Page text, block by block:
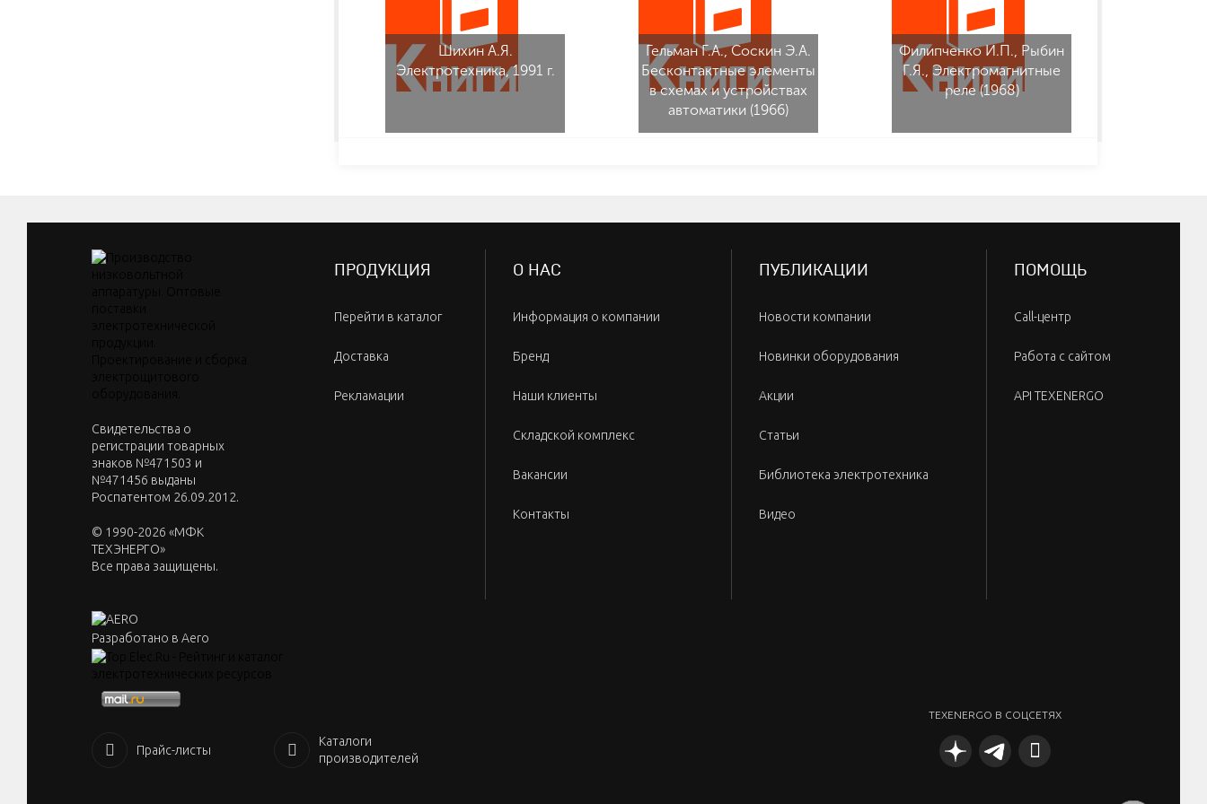
Шихин А.Я.
Электротехника, 1991 г.
Гельман Г.А., Соскин Э.А.
Бесконтактные элементы
в схемах и устройствах
автоматики (1966)
Филипченко И.П., Рыбин
Г.Я., Электромагнитные
реле (1968)
Cвидетельства о
регистрации товарных
знаков №471503 и
№471456 выданы
Роспатентом 26.09.2012.
© 1990-2026 «МФК
ТЕХЭНЕРГО»
Все права защищены.
Разработано в Aero
ПРОДУКЦИЯ
Перейти в каталог
Доставка
Рекламации
О НАС
Информация о компании
Бренд
Наши клиенты
Складской комплекс
Вакансии
Контакты
ПУБЛИКАЦИИ
Новости компании
Новинки оборудования
Акции
Статьи
Библиотека электротехника
Видео
ПОМОЩЬ
Call-центр
Работа с сайтом
API TEXENERGO
TEXENERGO В СОЦСЕТЯХ
Прайс-листы
Каталоги
производителей